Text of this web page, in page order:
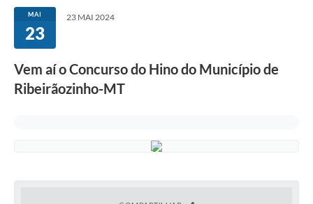
MAI
23
23 MAI 2024
Vem aí o Concurso do Hino do Município de
Ribeirãozinho-MT